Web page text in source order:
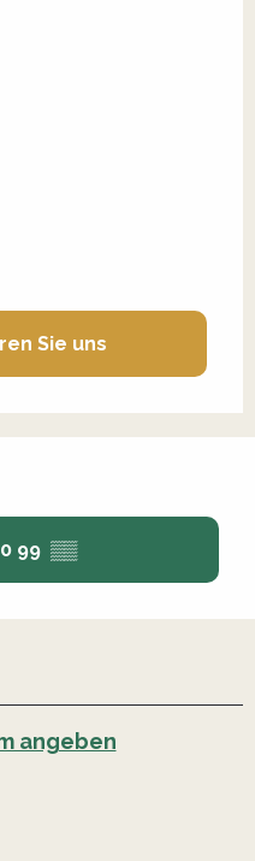
Sie uns
99 ▒▒
angeben